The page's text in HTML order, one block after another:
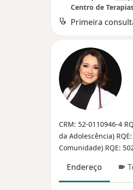
Centro de
CRM: 52-0110946-4
da Adolescência)
Comunidade) RQE:
Endereço